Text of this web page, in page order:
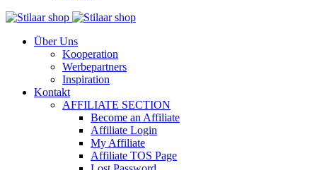
Über Uns
Kooperation
Werbepartners
Inspiration
Kontakt
AFFILIATE SECTION
Become an Affiliate
Affiliate Login
My Affiliate
Affiliate TOS Page